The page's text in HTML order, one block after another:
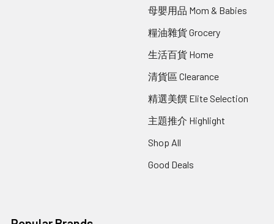
母嬰用品 Mom & Babies
糧油雜貨 Grocery
生活百貨 Home
清貨區 Clearance
精選美饌 Elite Selection
主題推介 Highlight
Shop All
Good Deals